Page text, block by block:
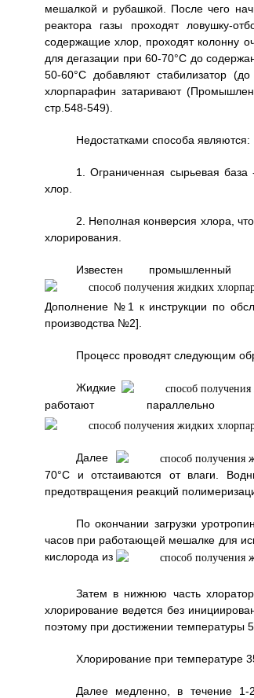
мешалкой и рубашкой. После чего
реактора газы проходят ловушку-
содержащие хлор, проходят колонну
для дегазации при 60-70°С до
50-60°С добавляют стабилизатор
хлорпарафин затаривают
стр.548-549).
Недостатками способа являются:
1. Ограниченная сырьевая
хлор.
2. Неполная конверсия хлора,
хлорирования.
Известен промышленный
Дополнение №1 к инструкции по
производства №2].
Процесс проводят следующим
Жидкие
работают
Далее
70°С и отстаиваются от влаги.
предотвращения реакций
По окончании загрузки
часов при работающей мешалке для
кислорода из
Затем в нижнюю часть
хлорирование ведется без
поэтому при достижении температуры
Хлорирование при температуре
Далее медленно, в течение 1-